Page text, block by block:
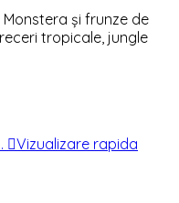
și frunze de
tropicale, jungle
Vizualizare rapida